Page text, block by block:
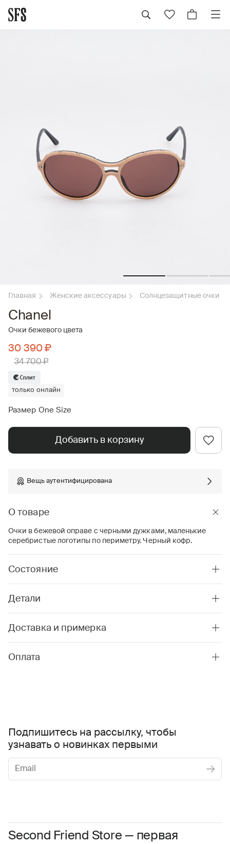
Главная Женские аксессуары Солнцезащитные очки
Chanel
Очки бежевого цвета
30 390 ₽
34 700 ₽
только онлайн
Размер One Size
Добавить в корзину
Вещь аутентифицирована
О товаре
Очки в бежевой оправе с черными дужками, маленькие
серебристые логотипы по периметру. Черный кофр.
Состояние
Детали
Доставка и примерка
Оплата
Second Friend Store — первая
Подпишитесь на рассылку, чтобы
узнавать о новинках первыми
Соглашаюсь с условиями Пользовательского соглашения